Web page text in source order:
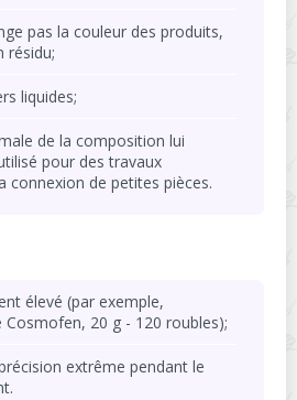
pas la couleur des produits,
résidu;
liquides;
de la composition lui
pour des travaux
connexion de petites pièces.
élevé (par exemple,
Cosmofen, 20 g - 120 roubles);
extrême pendant le